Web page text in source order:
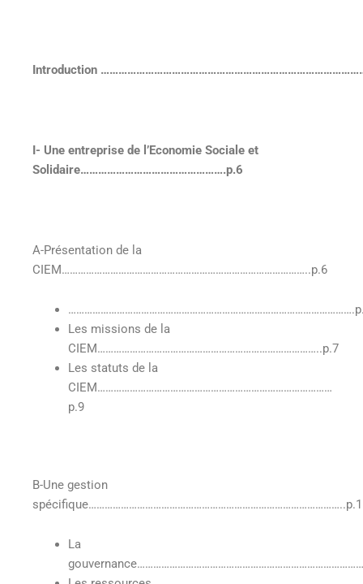
Introduction
I- Une entreprise de l’Economie Sociale et
Solidaire………………………………………….p.6
A-Présentation de la
CIEM………………………………………………………………………………..p.6
Les missions de la
CIEM………………………………………………………………………..p.7
Les statuts de la
CIEM……………………………………………………………………………
p.9
B-Une gestion
La